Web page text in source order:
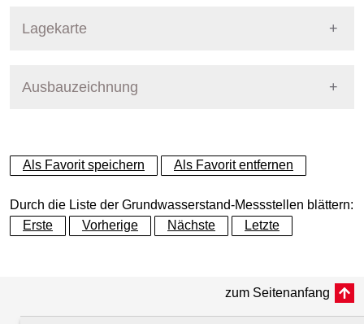
Dynamische Grafik
Nummer
Ausprägung GW-Stand
Grundwasserleiter Hauptgrundwasserleiter
Rohroberkante
35.25
Lagekarte
+
Ausbauzeichnung
Als Favorit speichern Als Favorit entfernen
Durch die Liste der Grundwasserstand-Messstellen blättern:
Erste
Vorherige Nächste Letzte
zum Seitenanfang